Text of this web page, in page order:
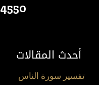
4550 824 514 1 +
أحدث المقالات
تفسير سورة الناس